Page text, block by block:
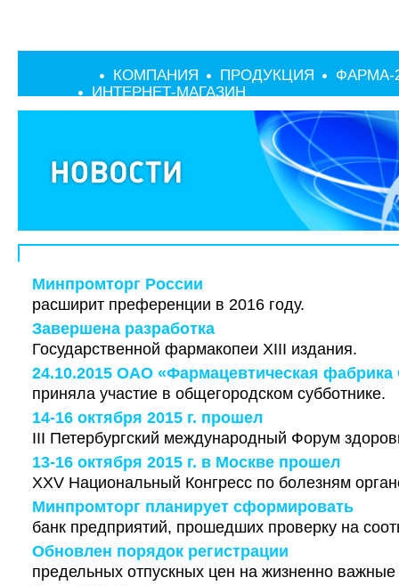
КОМПАНИЯ ПРОДУКЦИЯ
ФАРМА-
ИНТЕРНЕТ-МАГАЗИН
Минпромторг России
расширит преференции в 2016 году.
Завершена разработка
Государственной фармакопеи XIII издания.
24.10.2015 ОАО «Фармацевтическая фабрика
приняла участие в общегородском субботнике.
14-16 октября 2015 г. прошел
III Петербургский международный Форум
13-16 октября 2015 г. в Москве прошел
XXV Национальный Конгресс по болезням
Минпромторг планирует сформировать
банк предприятий, прошедших проверку на
Обновлен порядок регистрации
предельных отпускных цен на жизненно